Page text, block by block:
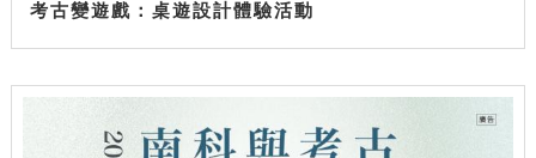
考古變遊戲：桌遊設計體驗活動